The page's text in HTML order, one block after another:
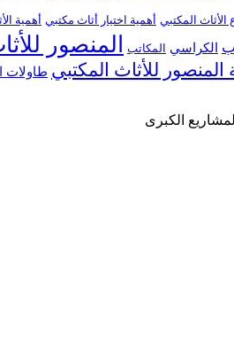
الأثاث المكتبي أهمية اختيار أثاث مكتبي أهمية
الكراسي المكاتب المنصور
للأثاث المكتبي طاولات
الكبرى